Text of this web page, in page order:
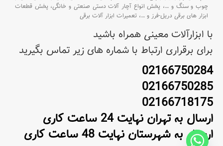
چوب و سنگ و …، پخش انواع آچار آلات دستی صنعتی و خانگی، پخش قطعات
ابزار های برقی دریل-فرز و …، تعمیرات ابزار آلات برقی
با ابزارآلات معینی همراه باشید
برای برقراری ارتباط با شماره های زیر تماس بگیرید
02166750284
02166750285
02166718175
ارسال به تهران نهایت 24 ساعت کاری
ارسال به شهرستان نهایت 48 ساعت کاری